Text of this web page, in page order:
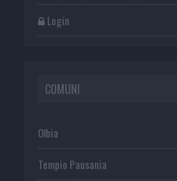
Login
COMUNI
Olbia
Tempio Pausania